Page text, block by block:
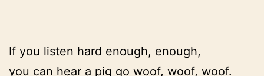
If you listen hard enough, enough,
you can hear a pig go woof, woof, woof.